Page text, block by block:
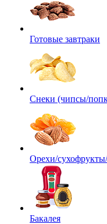
Готовые завтраки
Снеки (чипсы/
Орехи/
Бакалея